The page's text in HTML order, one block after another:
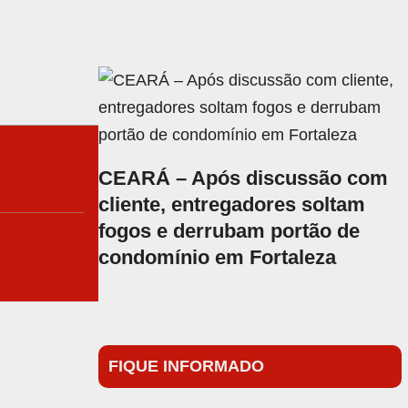
CEARÁ – Após discussão com
cliente, entregadores soltam
fogos e derrubam portão de
condomínio em Fortaleza
FIQUE INFORMADO